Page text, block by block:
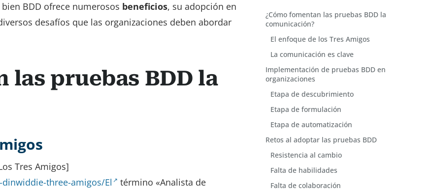
BDD ofrece numerosos beneficios, su adopción en
desafíos que las organizaciones deben abordar
las pruebas BDD la
Tres Amigos]
three-amigos/El
término «Analista de
¿Cómo fomentan las pruebas BDD la
comunicación?
El enfoque de los Tres Amigos
La comunicación es clave
Implementación de pruebas BDD en
organizaciones
Etapa de descubrimiento
Etapa de formulación
Etapa de automatización
Retos al adoptar las pruebas BDD
Resistencia al cambio
Falta de habilidades
Falta de colaboración